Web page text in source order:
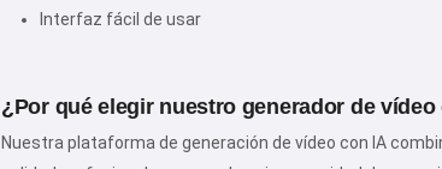
Interfaz fácil de usar
¿Por qué elegir nuestro generador de vídeo
Nuestra plataforma de generación de vídeo con IA